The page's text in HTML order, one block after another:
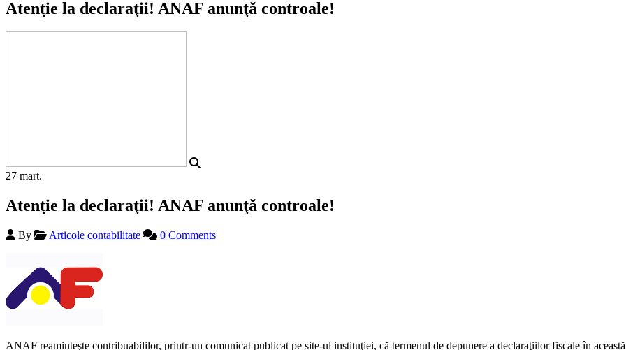
Atenţie la declaraţii! ANAF anunţă controale!
27 mart.
Atenţie la declaraţii! ANAF anunţă controale!
By Articole contabilitate 0 Comments
ANAF reaminteşte contribuabililor, printr-un comunicat publicat pe site-ul instituţiei, că termenul de depunere a declaraţiilor fiscale în